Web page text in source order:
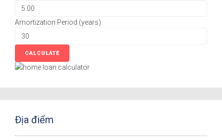
Amortization Period (years)
Địa điểm